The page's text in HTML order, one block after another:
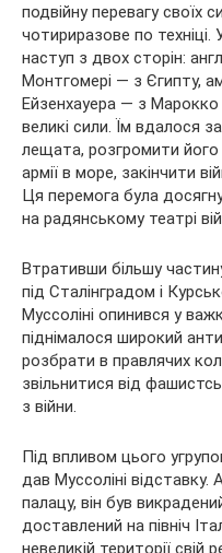
подвійну перевагу своїх
чотириразове по
наступ з двох сторін:
Монтгомері — з Єгипту,
Ейзенхауера — з
великі сили. Їм вдалося
лещата, розгромити його
армії в море, закінчити
Ця перемога була
на радянському театрі
Втративши більшу
під Сталінградом і
Муссоліні опинився у
піднімалося широкий
розбрати в правлячих
звільнитися від
з війни.
Під впливом цього
дав Муссоліні
палацу, він був
доставлений на північ
невеликій території